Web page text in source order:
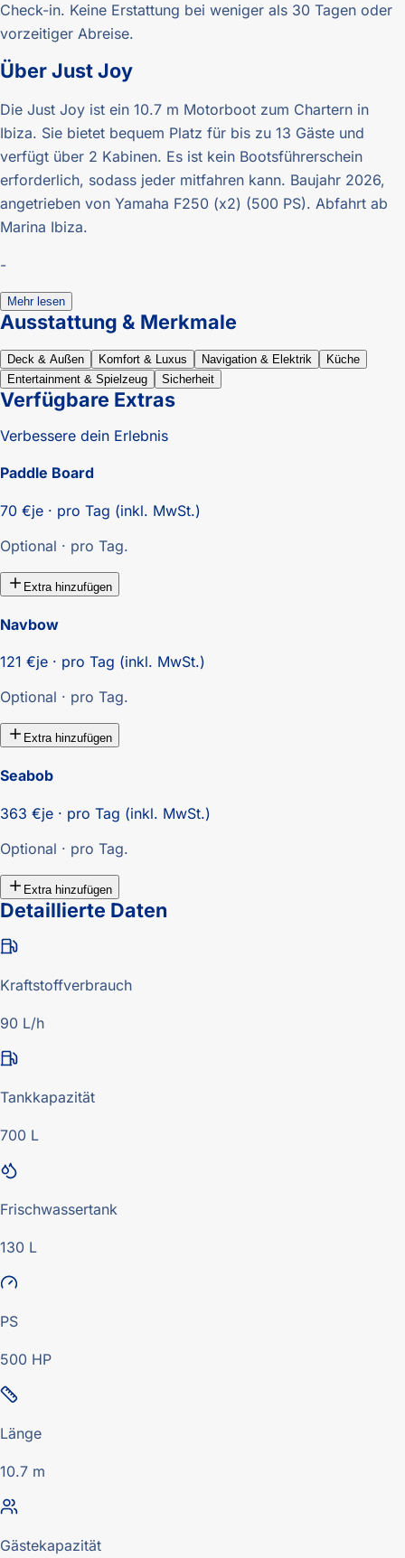
Check-in. Keine Erstattung bei weniger als 30 Tagen oder
vorzeitiger Abreise.
ÜberJust Joy
Die Just Joy ist ein 10.7 m Motorboot zum Chartern in
Ibiza. Sie bietet bequem Platz für bis zu 13 Gäste und
verfügt über 2 Kabinen. Es ist kein Bootsführerschein
erforderlich, sodass jeder mitfahren kann. Baujahr 2026,
angetrieben von Yamaha F250 (x2) (500 PS). Abfahrt ab
Marina Ibiza.
-
Mehr lesen
Ausstattung & Merkmale
Deck & Außen Komfort & Luxus Navigation & Elektrik
Küche
Entertainment & Spielzeug
Sicherheit
Verfügbare Extras
Verbessere dein Erlebnis
Paddle Board
70 €je · pro Tag (inkl. MwSt.)
Optional · pro Tag.
Extra hinzufügen
Navbow
121 €je · pro Tag (inkl. MwSt.)
Optional · pro Tag.
Extra hinzufügen
Seabob
363 €je · pro Tag (inkl. MwSt.)
Optional · pro Tag.
Extra hinzufügen
Detaillierte Daten
Kraftstoffverbrauch
90 L/h
Tankkapazität
700 L
Frischwassertank
130 L
PS
500 HP
Länge
10.7 m
Gästekapazität